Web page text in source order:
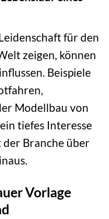
für den
zeigen, können
Beispiele
Modellbau von
tiefes Interesse
Branche über
Vorlage